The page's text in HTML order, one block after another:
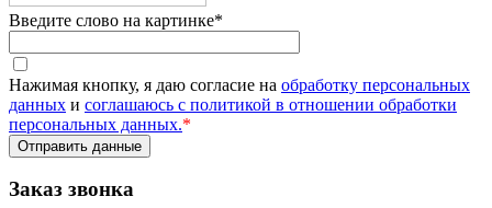
Введите слово на картинке*
Нажимая кнопку, я даю согласие на обработку персональных
данных и соглашаюсь с политикой в отношении обработки
персональных данных.*
Заказ звонка